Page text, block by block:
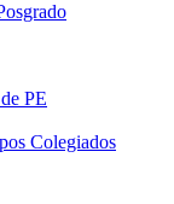
PE
Colegiados